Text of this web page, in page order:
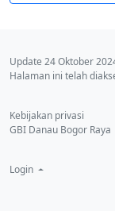
Update 24 Oktober
Halaman ini telah
Kebijakan privasi
GBI Danau Bogor Raya
Login